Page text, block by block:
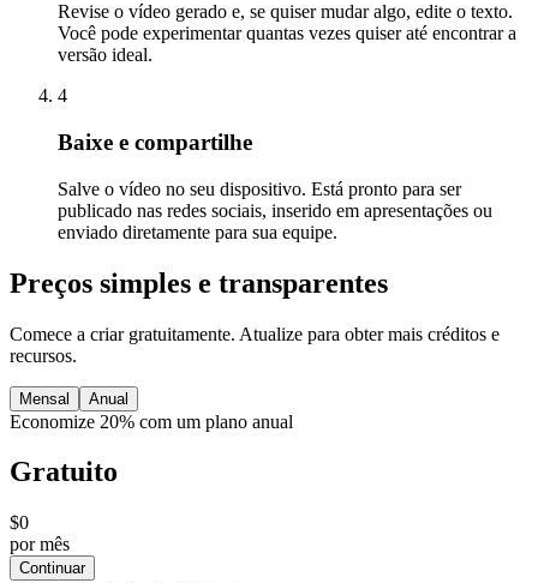
Revise o vídeo gerado e, se quiser mudar algo, edite o texto.
Você pode experimentar quantas vezes quiser até encontrar a
versão ideal.
4
Baixe e compartilhe
Salve o vídeo no seu dispositivo. Está pronto para ser
publicado nas redes sociais, inserido em apresentações ou
enviado diretamente para sua equipe.
Preços simples e transparentes
Comece a criar gratuitamente. Atualize para obter mais créditos e
recursos.
Mensal Anual
Economize 20% com um plano anual
Gratuito
$0
por mês
Continuar